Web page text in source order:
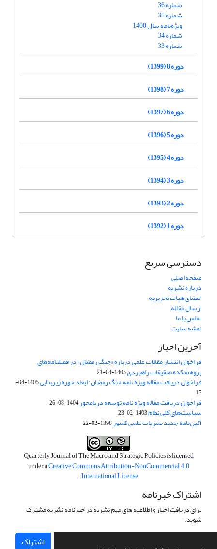
شماره 36
شماره 35
ویژه‌نامه سال 1400
شماره 34
شماره 33
دوره 8 (1399)
دوره 7 (1398)
دوره 6 (1397)
دوره 5 (1396)
دوره 4 (1395)
دوره 3 (1394)
دوره 2 (1393)
دوره 1 (1392)
دسترسی سریع
صفحه اصلی
درباره نشریه
اعضای هیات تحریریه
ارسال مقاله
تماس با ما
نقشه سایت
آخرین اخبار
فراخوان انتشار مقالات علمی درباره «جنگ رمضان» در فصلنامه‌های
پژوهشکده تحقیقات راهبردی1405-04-21
فراخوان دریافت مقاله ویژه نامه جنگ رمضان؛ ابعاد حوزه زیربنایی
1405-04-
17
فراخوان دریافت مقاله ویژه نامه توسعه دریامحور1404-08-26
سیاست‌های کلی نظام1403-02-23
آئین‌نامه جدید نشریات علمی کشور1398-02-22
Quarterly Journal of The Macro and Strategic Policies is licensed
under aCreative Commons Attribution-NonCommercial 4.0
International License
.
اشتراک خبرنامه
برای دریافت اخبار و اطلاعیه های مهم نشریه در خبرنامه نشریه مشترک
شوید.
اشتراک